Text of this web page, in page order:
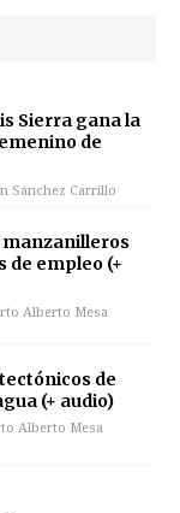
Sierra gana la
de
Sánchez Carrillo
de empleo (+
Alberto Mesa
de
(+ audio)
Alberto Mesa